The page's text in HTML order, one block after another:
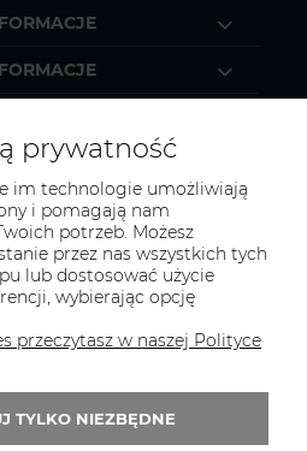
do kontaktu:
od 11:00 do 16:00
lub
52 344 48 53
prywatność
im technologie umożliwiają
i pomagają nam
potrzeb. Możesz
przez nas wszystkich tych
lub dostosować użycie
wybierając opcję
przeczytasz w naszej Polityce
TYLKO NIEZBĘDNE